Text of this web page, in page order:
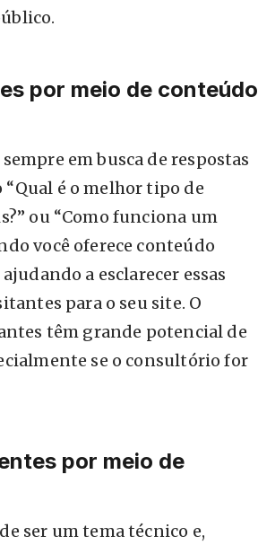
por meio de conteúdo
em busca de respostas
é o melhor tipo de
ou “Como funciona um
você oferece conteúdo
a esclarecer essas
para o seu site. O
têm grande potencial de
se o consultório for
por meio de
ser um tema técnico e,